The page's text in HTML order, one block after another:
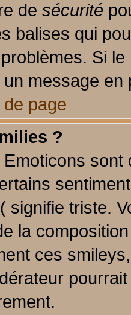
de sécurité
balises qui
Si
message
page
?
signifie triste.
la
ces